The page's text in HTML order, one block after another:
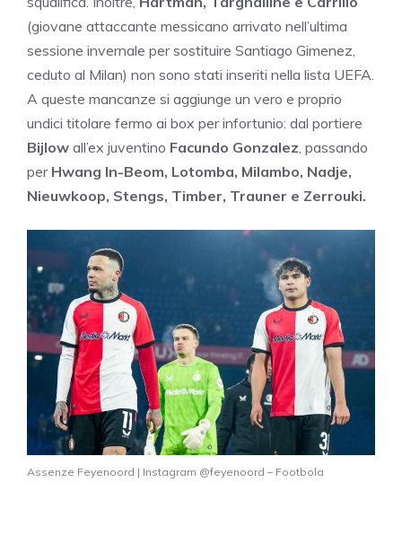
(giovane attaccante messicano arrivato nell’ultima
sessione invernale per sostituire Santiago Gimenez,
ceduto al Milan) non sono stati inseriti nella lista UEFA.
A queste mancanze si aggiunge un vero e proprio
undici titolare fermo ai box per infortunio: dal portiere
Bijlow all’ex juventino Facundo Gonzalez , passando
per Hwang In-Beom, Lotomba, Milambo, Nadje,
Nieuwkoop, Stengs, Timber, Trauner e Zerrouki.
Assenze Feyenoord | Instagram @feyenoord – Footbola